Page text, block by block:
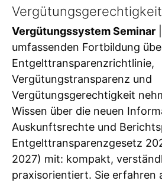
Vergütungsgerechtigkeit
Vergütungssystem Seminar
umfassenden Fortbildung
Entgelttransparenzrichtlinie,
Vergütungstransparenz und
Vergütungsgerechtigkeit
Wissen über die neuen
Auskunftsrechte und
Entgelttransparenzgesetz
2027) mit: kompakt,
praxisorientiert. Sie erfahren